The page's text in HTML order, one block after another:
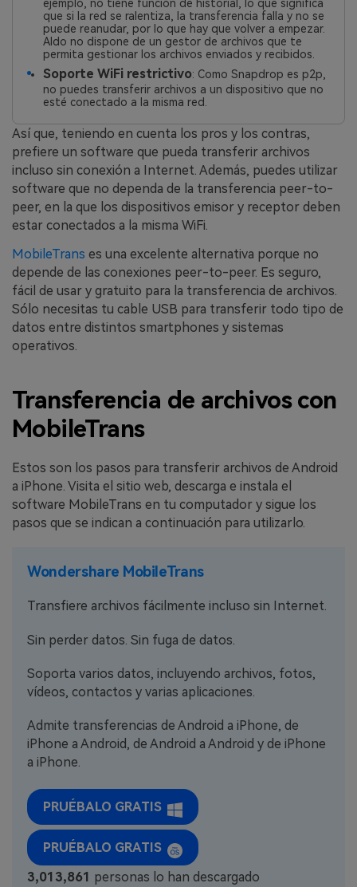
ejemplo, no tiene función de historial, lo que significa
que si la red se ralentiza, la transferencia falla y no se
puede reanudar, por lo que hay que volver a empezar.
Aldo no dispone de un gestor de archivos que te
permita gestionar los archivos enviados y recibidos.
Soporte WiFi restrictivo: Como Snapdrop es p2p,
no puedes transferir archivos a un dispositivo que no
esté conectado a la misma red.
Así que, teniendo en cuenta los pros y los contras,
prefiere un software que pueda transferir archivos
incluso sin conexión a Internet. Además, puedes utilizar
software que no dependa de la transferencia peer-to-
peer, en la que los dispositivos emisor y receptor deben
estar conectados a la misma WiFi.
MobileTrans es una excelente alternativa porque no
depende de las conexiones peer-to-peer. Es seguro,
fácil de usar y gratuito para la transferencia de archivos.
Sólo necesitas tu cable USB para transferir todo tipo de
datos entre distintos smartphones y sistemas
operativos.
Transferencia de archivos con
MobileTrans
Estos son los pasos para transferir archivos de Android
a iPhone. Visita el sitio web, descarga e instala el
software MobileTrans en tu computador y sigue los
pasos que se indican a continuación para utilizarlo.
Wondershare MobileTrans
Transfiere archivos fácilmente incluso sin Internet.
Sin perder datos. Sin fuga de datos.
Soporta varios datos, incluyendo archivos, fotos,
vídeos, contactos y varias aplicaciones.
Admite transferencias de Android a iPhone, de
iPhone a Android, de Android a Android y de iPhone
a iPhone.
PRUÉBALO GRATIS
PRUÉBALO GRATIS
3,013,863 personas lo han descargado